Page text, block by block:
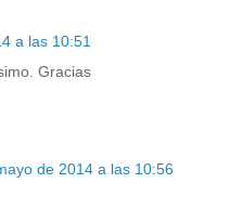
a las 10:51
Gracias
de 2014 a las 10:56